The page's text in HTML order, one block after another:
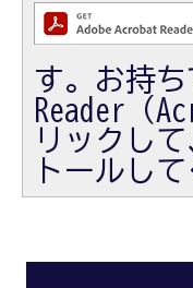
す。お持
Reader（
リックし
トールして